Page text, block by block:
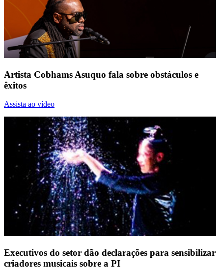
Artista Cobhams Asuquo fala sobre obstáculos e
êxitos
Assista ao vídeo
Executivos do setor dão declarações para sensibilizar
criadores musicais sobre a PI